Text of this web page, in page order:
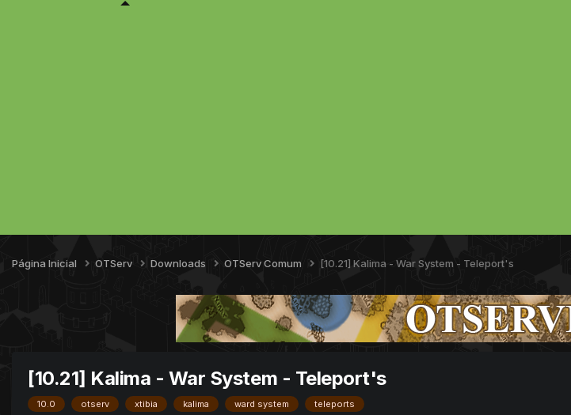
Página Inicial OTServ Downloads OTServ Comum [10.21] Kalima - War System - Teleport's
[10.21] Kalima - War System - Teleport's
10.0 otserv xtibia kalima ward system teleports